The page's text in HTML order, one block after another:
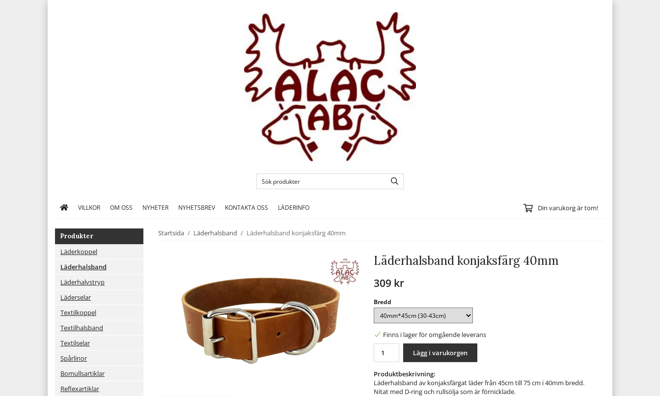
VILLKOR OM OSS NYHETER NYHETSBREV KONTAKTA OSS LÄDERINFO Din varukorg är tom!
Produkter
Läderkoppel
Läderhalsband
Läderhalvstryp
Läderselar
Textilkoppel
Textilhalsband
Textilselar
Spårlinor
Bomullsartiklar
Reflexartiklar
Startsida / Läderhalsband / Läderhalsband konjaksfärg 40mm
Läderhalsband konjaksfärg 40mm
309 kr
Bredd
Finns i lager för omgående leverans
Lägg i varukorgen
Produktbeskrivning:
Läderhalsband av konjaksfärgat läder från 45cm till 75 cm i 40mm bredd.
Nitat med D-ring och rullsölja som är förnicklade.